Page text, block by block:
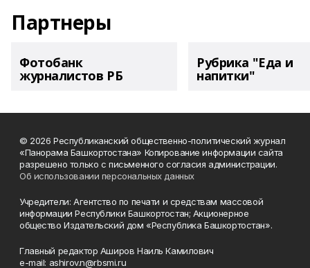
Партнеры
Фотобанк
журналистов РБ
Рубрика "Еда и
напитки"
© 2026 Республиканский общественно-политический журнал
«Панорама Башкортостана» Копирование информации сайта
разрешено только с письменного согласия администрации.
Об использовании персональных данных
Учредители: Агентство по печати и средствам массовой
информации Республики Башкортостан; Акционерное
общество Издательский дом «Республика Башкортостан».
Главный редактор Аширов Наиль Камилович
e-mail: ashirov.n@rbsmi.ru